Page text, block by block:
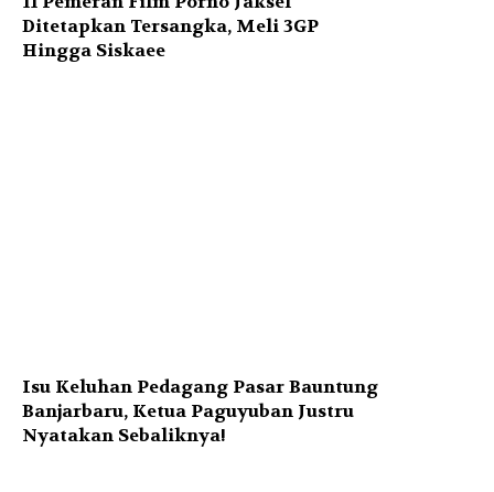
Ditetapkan Tersangka, Meli 3GP
Hingga Siskaee
Isu Keluhan Pedagang Pasar Bauntung
Banjarbaru, Ketua Paguyuban Justru
Nyatakan Sebaliknya!